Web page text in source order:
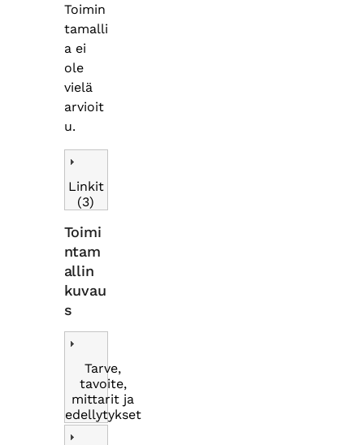
Toimin
tamalli
a ei
ole
vielä
arvioit
u.
Linkit
(3)
Toimi
ntam
allin
kuvau
s
Tarve,
tavoite,
mittarit ja
edellytykset